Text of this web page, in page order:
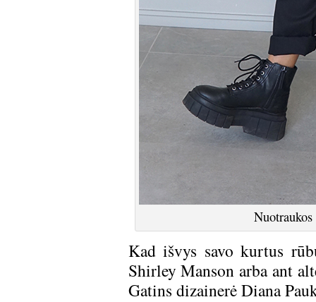
Kad išvys savo kurtus
Shirley Manson arba ant
Gatins dizainerė Diana